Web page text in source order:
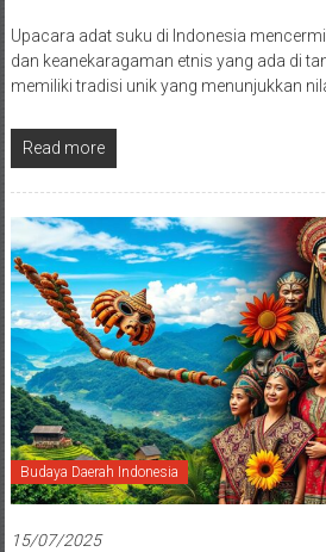
Upacara adat suku di Indonesia
dan keanekaragaman etnis yang ada di
memiliki tradisi unik yang menunjukkan
Read more
Budaya Daerah Indonesia
15/07/2025